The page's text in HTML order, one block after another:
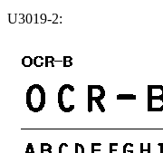
U3019-2: